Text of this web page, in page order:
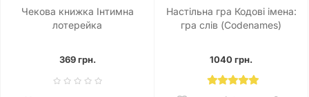
Чекова книжка Інтимна
лотерейка
369 грн.
Настільна гра Кодові імена:
гра слів (Codenames)
1040 грн.